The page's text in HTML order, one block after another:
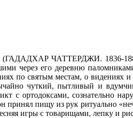
ЧАТТЕРДЖИ. 1836-1886) —
через его деревню
по святым местам, о
чуткий, пытливый и
с ортодоксами, сознательно
принял пищу из рук ритуально
игры с товарищами, лепку и